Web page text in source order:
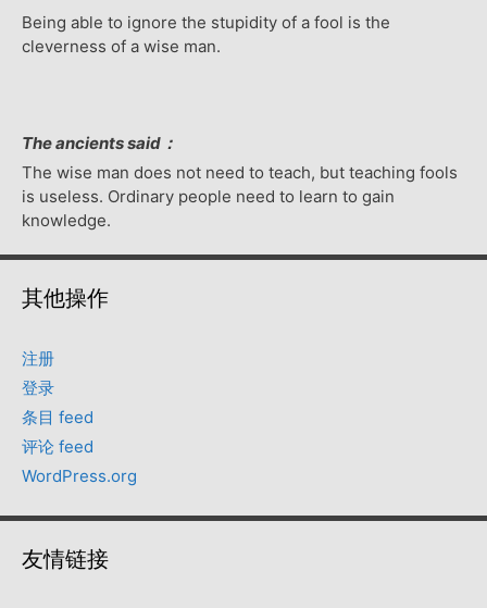
Being able to ignore the stupidity of a fool is the
cleverness of a wise man.
The ancients said：
The wise man does not need to teach, but teaching fools
is useless. Ordinary people need to learn to gain
knowledge.
其他操作
注册
登录
条目 feed
评论 feed
WordPress.org
友情链接